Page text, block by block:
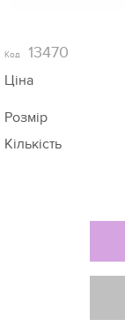
Код 13470
Ціна
Розмір
Кількість